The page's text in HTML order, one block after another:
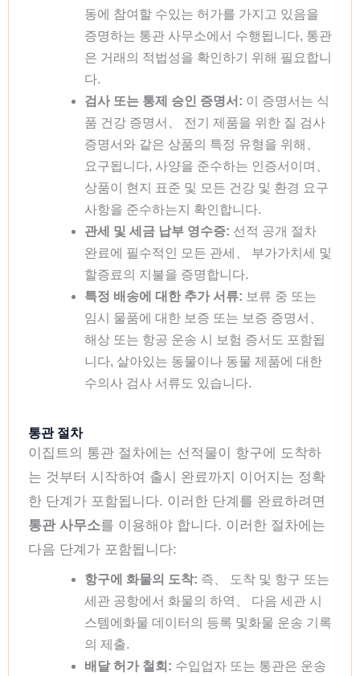
동에 참여할 수있는 허가를 가지고 있음을
증명하는 통관 사무소에서 수행됩니다, 통관
은 거래의 적법성을 확인하기 위해 필요합니
다.
검사 또는 통제 승인 증명서: 이 증명서는 식
품 건강 증명서、 전기 제품을 위한 질 검사
증명서와 같은 상품의 특정 유형을 위해、
요구됩니다, 사양을 준수하는 인증서이며、
상품이 현지 표준 및 모든 건강 및 환경 요구
사항을 준수하는지 확인합니다.
관세 및 세금 납부 영수증: 선적 공개 절차
완료에 필수적인 모든 관세、 부가가치세 및
할증료의 지불을 증명합니다.
특정 배송에 대한 추가 서류: 보류 중 또는
임시 물품에 대한 보증 또는 보증 증명서、
해상 또는 항공 운송 시 보험 증서도 포함됩
니다, 살아있는 동물이나 동물 제품에 대한
수의사 검사 서류도 있습니다.
통관 절차
이집트의 통관 절차에는 선적물이 항구에 도착하
는 것부터 시작하여 출시 완료까지 이어지는 정확
한 단계가 포함됩니다. 이러한 단계를 완료하려면
통관 사무소를 이용해야 합니다. 이러한 절차에는
다음 단계가 포함됩니다:
항구에 화물의 도착: 즉、 도착 및 항구 또는
세관 공항에서 화물의 하역、 다음 세관 시
스템에화물 데이터의 등록 및화물 운송 기록
의 제출.
배달 허가 철회: 수입업자 또는 통관은 운송